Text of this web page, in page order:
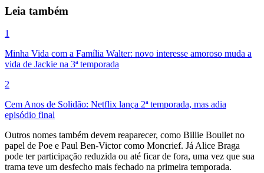
Leia também
1
Minha Vida com a Família Walter: novo interesse amoroso muda a
vida de Jackie na 3ª temporada
2
Cem Anos de Solidão: Netflix lança 2ª temporada, mas adia
episódio final
Outros nomes também devem reaparecer, como Billie Boullet no
papel de Poe e Paul Ben-Victor como Moncrief. Já Alice Braga
pode ter participação reduzida ou até ficar de fora, uma vez que sua
trama teve um desfecho mais fechado na primeira temporada.